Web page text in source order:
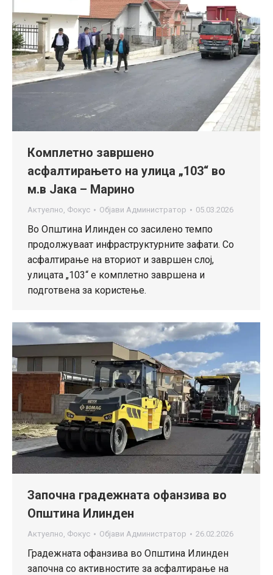
Комплетно завршено
асфалтирањето на улица „103“ во
м.в Јака – Марино
Актуелно Фокус Објави Администратор 05.03.2026
Во Општина Илинден со засилено темпо
продолжуваат инфраструктурните зафати. Со
асфалтирање на вториот и завршен слој,
улицата „103“ е комплетно завршена и
подготвена за користење.
Започна градежната офанзива во
Општина Илинден
Актуелно Фокус Објави Администратор 26.02.2026
Градежната офанзива во Општина Илинден
започна со активностите за асфалтирање на